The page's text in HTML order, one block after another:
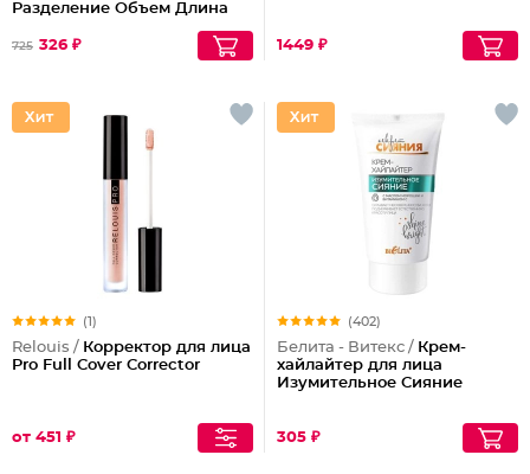
Разделение Объем Длина
725 326 ₽ 1449 ₽
(1)
Relouis / Корректор для лица
Pro Full Cover Corrector
от 451 ₽
(402)
Белита - Витекс / Крем-
хайлайтер для лица
Изумительное Сияние
305 ₽